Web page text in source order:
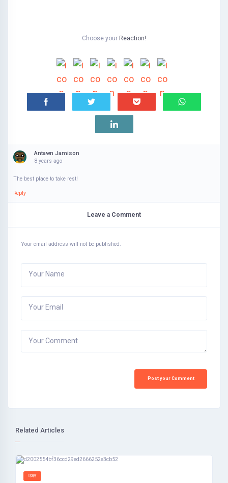
Choose your Reaction!
Antawn Jamison
8 years ago
The best place to take rest!
Reply
Leave a Comment
Your email address will not be published.
Your Name
Your Email
Your Comment
Post your Comment
Related Articles
भजन